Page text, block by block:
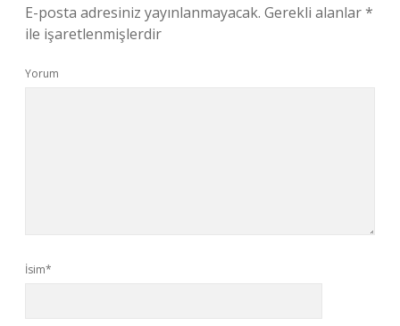
E-posta adresiniz yayınlanmayacak. Gerekli alanlar*
ile işaretlenmişlerdir
Yorum
İsim*